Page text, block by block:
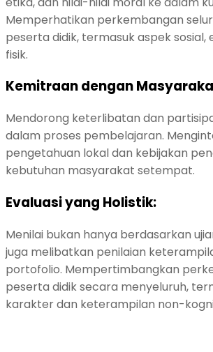
Memperhatikan perkembangan
peserta didik, termasuk aspek sosial,
fisik.
Kemitraan dengan
Mendorong keterlibatan dan
dalam proses pembelajaran.
pengetahuan lokal dan kebijakan
kebutuhan masyarakat setempat.
Evaluasi yang Holistik:
Menilai bukan hanya berdasarkan
juga melibatkan penilaian
portofolio. Mempertimbangkan
peserta didik secara menyeluruh,
karakter dan keterampilan non-